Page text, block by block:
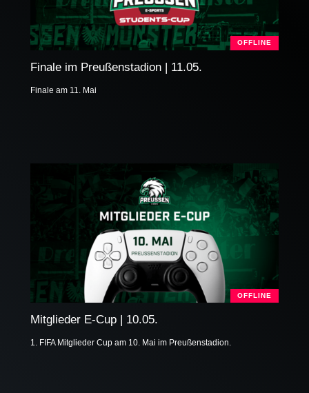
OFFLINE
Finale im Preußenstadion | 11.05.
Finale am 11. Mai
OFFLINE
Mitglieder E-Cup | 10.05.
1. FIFA Mitglieder Cup am 10. Mai im Preußenstadion.